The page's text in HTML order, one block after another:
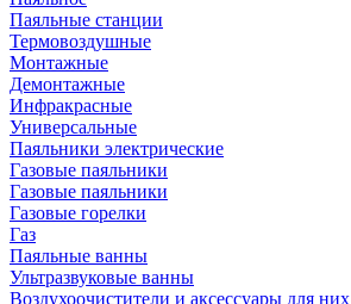
Паяльные станции
Термовоздушные
Монтажные
Демонтажные
Инфракрасные
Универсальные
Паяльники электрические
Газовые паяльники
Газовые паяльники
Газовые горелки
Газ
Паяльные ванны
Ультразвуковые ванны
Воздухоочистители и аксессуары для них